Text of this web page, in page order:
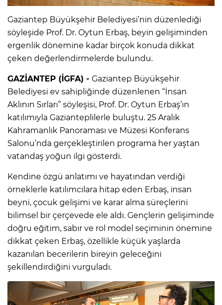
Gaziantep Büyükşehir Belediyesi’nin düzenlediği
söyleşide Prof. Dr. Oytun Erbaş, beyin gelişiminden
ergenlik dönemine kadar birçok konuda dikkat
çeken değerlendirmelerde bulundu.
GAZİANTEP (İGFA) - Gaziantep Büyükşehir
Belediyesi ev sahipliğinde düzenlenen “İnsan
Aklının Sırları” söyleşisi, Prof. Dr. Oytun Erbaş’ın
katılımıyla Gazianteplilerle buluştu. 25 Aralık
Kahramanlık Panoraması ve Müzesi Konferans
Salonu’nda gerçekleştirilen programa her yaştan
vatandaş yoğun ilgi gösterdi.
Kendine özgü anlatımı ve hayatından verdiği
örneklerle katılımcılara hitap eden Erbaş, insan
beyni, çocuk gelişimi ve karar alma süreçlerini
bilimsel bir çerçevede ele aldı. Gençlerin gelişiminde
doğru eğitim, sabır ve rol model seçiminin önemine
dikkat çeken Erbaş, özellikle küçük yaşlarda
kazanılan becerilerin bireyin geleceğini
şekillendirdiğini vurguladı.